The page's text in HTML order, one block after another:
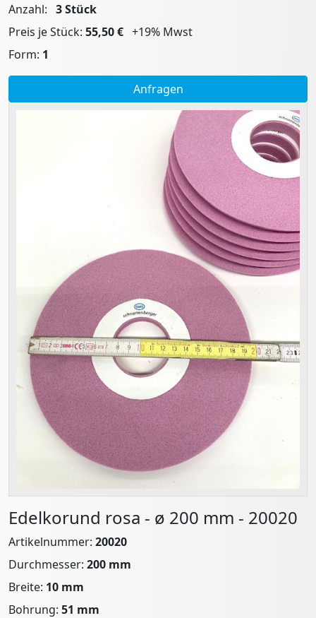
Anzahl: 3Stück
Preis je Stück: 55,50 € +19% Mwst
Form: 1
Anfragen
Edelkorund rosa - ø 200 mm - 20020
Artikelnummer: 20020
Durchmesser: 200 mm
Breite: 10 mm
Bohrung: 51 mm